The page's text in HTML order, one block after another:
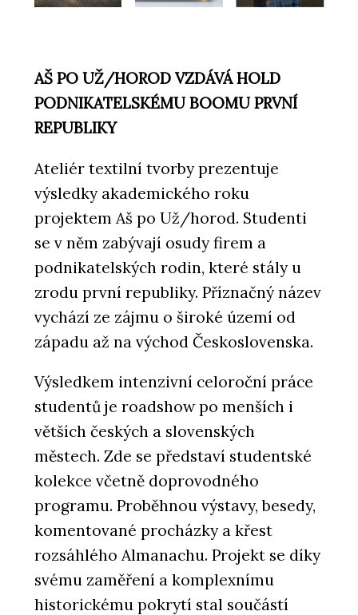
AŠ PO UŽ/HOROD VZDÁVÁ HOLD
PODNIKATELSKÉMU BOOMU PRVNÍ
REPUBLIKY
Ateliér textilní tvorby prezentuje
výsledky akademického roku
projektem Aš po Už/horod. Studenti
se v něm zabývají osudy firem a
podnikatelských rodin, které stály u
zrodu první republiky. Příznačný název
vychází ze zájmu o široké území od
západu až na východ Československa.
Výsledkem intenzivní celoroční práce
studentů je roadshow po menších i
větších českých a slovenských
městech. Zde se představí studentské
kolekce včetně doprovodného
programu. Proběhnou výstavy, besedy,
komentované procházky a křest
rozsáhlého Almanachu. Projekt se díky
svému zaměření a komplexnímu
historickému pokrytí stal součástí